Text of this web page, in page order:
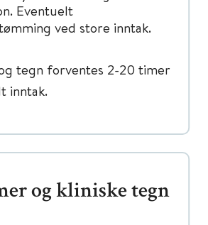
Eventuelt
ved store inntak.
tegn forventes 2-20 timer
inntak.
og kliniske tegn